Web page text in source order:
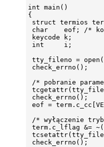
int main()
{
struct termios
char    eof; /*
keycode k;
int     i;
tty_fileno = open("/
check_errno();
/* pobranie
check_errno();
eof =
/* wyłączenie
term.c_lflag &=
check_errno();